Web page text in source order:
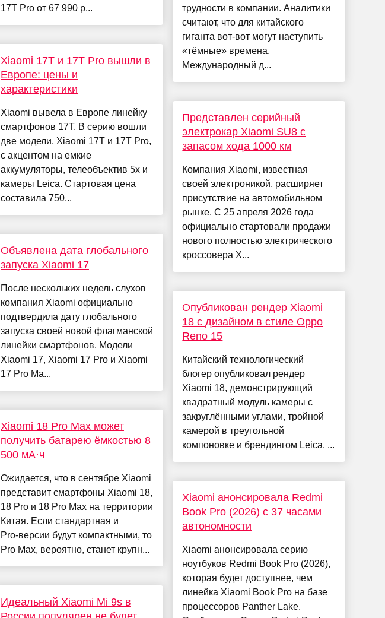
17T Pro от 67 990 р...
Xiaomi 17T и 17T Pro вышли в
Европе: цены и
характеристики
Xiaomi вывела в Европе линейку
смартфонов 17T. В серию вошли
две модели, Xiaomi 17T и 17T Pro,
с акцентом на емкие
аккумуляторы, телеобъектив 5x и
камеры Leica. Стартовая цена
составила 750...
Объявлена дата глобального
запуска Xiaomi 17
После нескольких недель слухов
компания Xiaomi официально
подтвердила дату глобального
запуска своей новой флагманской
линейки смартфонов. Модели
Xiaomi 17, Xiaomi 17 Pro и Xiaomi
17 Pro Ma...
Xiaomi 18 Pro Max может
получить батарею ёмкостью 8
500 мА·ч
Ожидается, что в сентябре Xiaomi
представит смартфоны Xiaomi 18,
18 Pro и 18 Pro Max на территории
Китая. Если стандартная и
Pro‑версии будут компактными, то
Pro Max, вероятно, станет крупн...
Идеальный Xiaomi Mi 9s в
трудности в компании. Аналитики
считают, что для китайского
гиганта вот-вот могут наступить
«тёмные» времена.
Международный д...
Представлен серийный
электрокар Xiaomi SU8 с
запасом хода 1000 км
Компания Xiaomi, известная
своей электроникой, расширяет
присутствие на автомобильном
рынке. С 25 апреля 2026 года
официально стартовали продажи
нового полностью электрического
кроссовера X...
Опубликован рендер Xiaomi
18 с дизайном в стиле Oppo
Reno 15
Китайский технологический
блогер опубликовал рендер
Xiaomi 18, демонстрирующий
квадратный модуль камеры с
закруглёнными углами, тройной
камерой в треугольной
компоновке и брендингом Leica. ...
Xiaomi анонсировала Redmi
Book Pro (2026) с 37 часами
автономности
Xiaomi анонсировала серию
ноутбуков Redmi Book Pro (2026),
которая будет доступнее, чем
линейка Xiaomi Book Pro на базе
процессоров Panther Lake.